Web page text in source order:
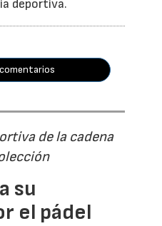
deportiva.
de la cadena
su
el pádel